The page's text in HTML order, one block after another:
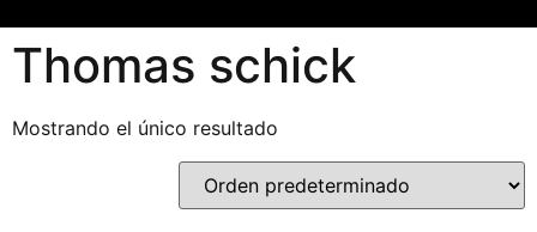
Thomas schick
Mostrando el único resultado